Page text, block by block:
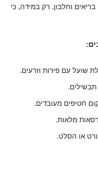
וחלבון. רק במידה, כי
שועל עם פירות וזרעים.
תבשילים.
חטיפים מעובדים.
מלאות.
או הסלט.